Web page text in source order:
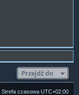
Przejdź do
Strefa czasowa UTC+02:00